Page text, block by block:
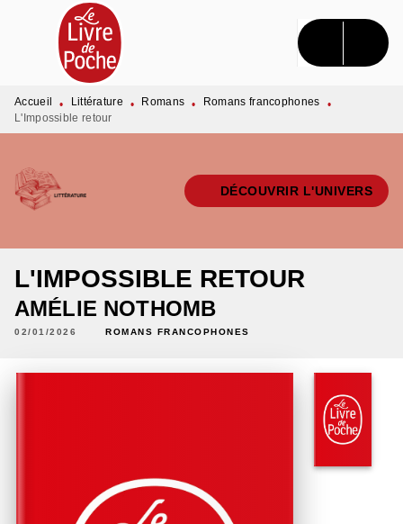
MENU RECHERCHE CONTENU
PIED DE PAGE
Accueil • Littérature • Romans • Romans francophones
•
L'Impossible retour
DÉCOUVRIR L'UNIVERS
L'IMPOSSIBLE RETOUR
AMÉLIE NOTHOMB
02/01/2026 ROMANS FRANCOPHONES